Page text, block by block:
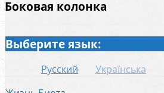
Боковая колонка
Выберите язык:
Русский
Українська